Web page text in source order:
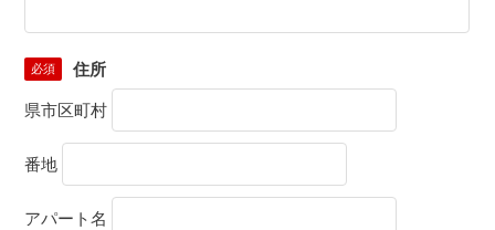
必須 住所
県市区町村
番地
アパート名